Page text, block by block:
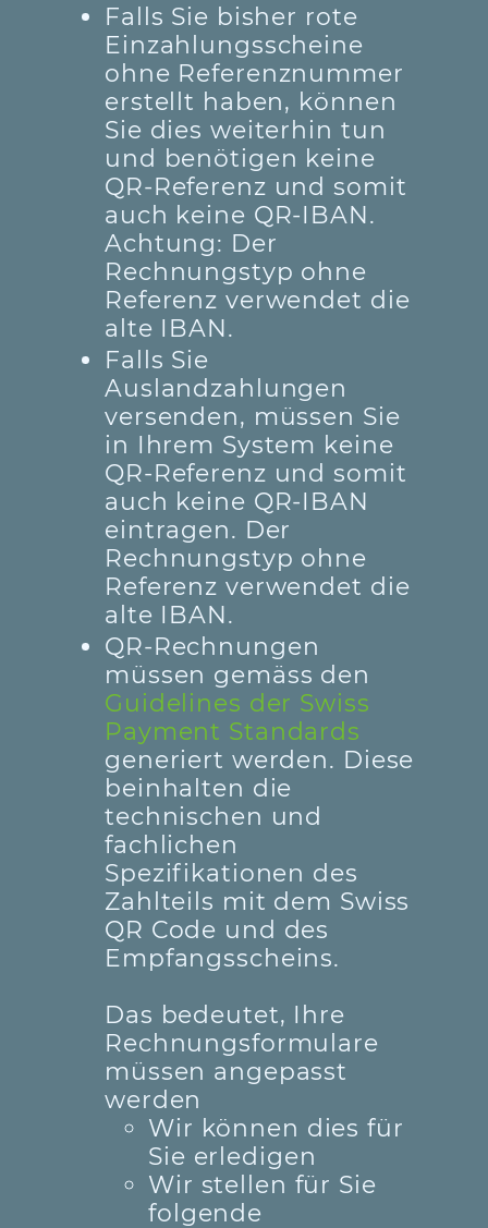
Falls Sie bisher rote
Einzahlungsscheine
ohne Referenznummer
erstellt haben, können
Sie dies weiterhin tun
und benötigen keine
QR-Referenz und somit
auch keine QR-IBAN.
Achtung: Der
Rechnungstyp ohne
Referenz verwendet die
alte IBAN.
Falls Sie
Auslandzahlungen
versenden, müssen Sie
in Ihrem System keine
QR-Referenz und somit
auch keine QR-IBAN
eintragen. Der
Rechnungstyp ohne
Referenz verwendet die
alte IBAN.
QR-Rechnungen
müssen gemäss den
Guidelines der Swiss
Payment Standards
generiert werden. Diese
beinhalten die
technischen und
fachlichen
Spezifikationen des
Zahlteils mit dem Swiss
QR Code und des
Empfangsscheins.
Das bedeutet, Ihre
Rechnungsformulare
müssen angepasst
werden
Wir können dies für
Sie erledigen
Wir stellen für Sie
folgende